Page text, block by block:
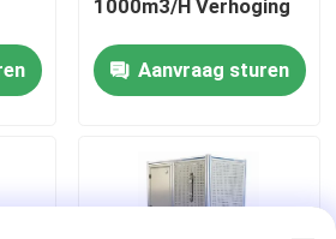
1000m3/H Verhoging
Aanvraag sturen